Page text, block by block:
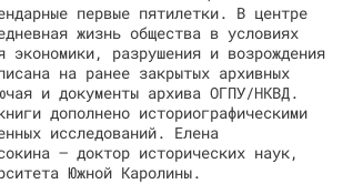
первые пятилетки. В центре
жизнь общества в условиях
экономики, разрушения и возрождения
на ранее закрытых архивных
и документы архива ОГПУ/НКВД.
дополнено историографическими
исследований. Елена
— доктор исторических наук,
Южной Каролины.